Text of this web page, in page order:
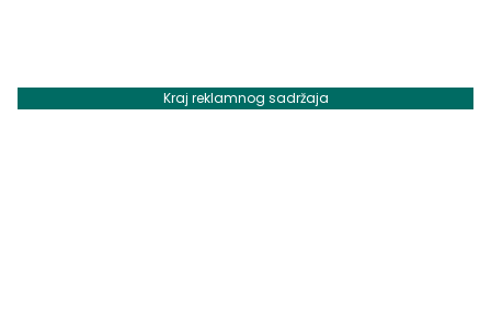
Kraj reklamnog sadržaja